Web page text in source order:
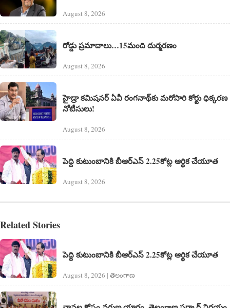
August 8, 2026
రోడ్డు ప్రమాదాలు…15మంది దుర్మరణం
August 8, 2026
హైడ్రా కమిషనర్ ఏవీ రంగనాథ్‌కు మరోసారి కోర్టు ధిక్కరణ
నోటీసులు!
August 8, 2026
పెద్ది కుటుంబానికి బీఆర్ఎస్ 2.25కోట్ల ఆర్థిక చేయూత
August 8, 2026
Related Stories
పెద్ది కుటుంబానికి బీఆర్ఎస్ 2.25కోట్ల ఆర్థిక చేయూత
August 8, 2026 | తెలంగాణ‌